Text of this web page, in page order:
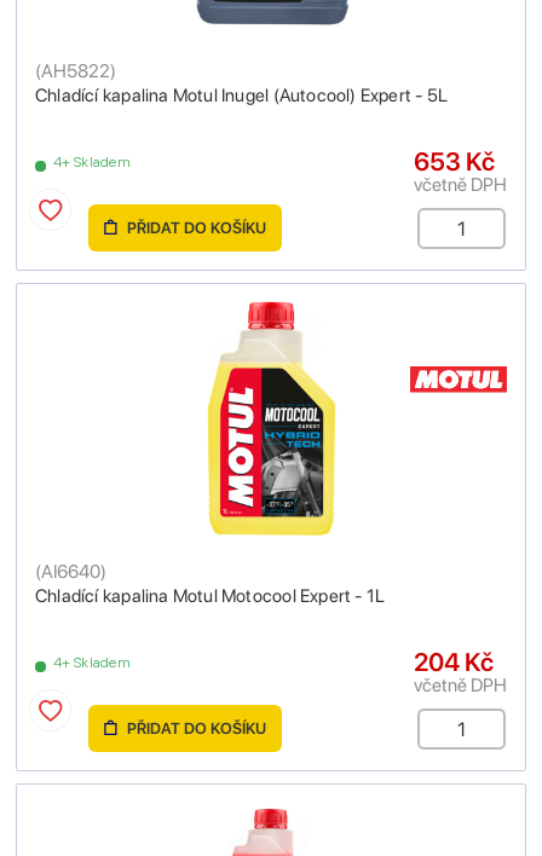
Chladící kapalina Motul Inugel (Autocool) Expert - 5L
(AH5822)
4+ Skladem 653 Kč
včetně DPH
PŘIDAT DO KOŠÍKU
Chladící kapalina Motul Motocool Expert - 1L
(AI6640)
4+ Skladem 204 Kč
včetně DPH
PŘIDAT DO KOŠÍKU